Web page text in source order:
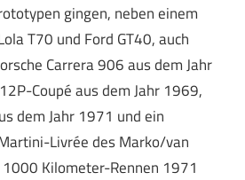
gingen, neben einem
T70 und Ford GT40, auch
Carrera 906 aus dem Jahr
Coupé aus dem Jahr 1969,
dem Jahr 1971 und ein
Livrée des Marko/van
Kilometer-Rennen 1971